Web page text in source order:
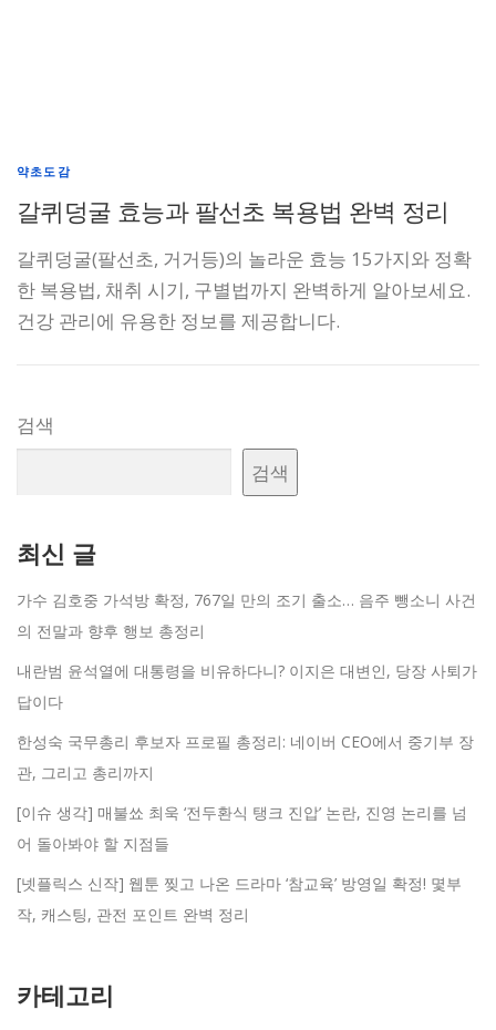
약초도감
갈퀴덩굴 효능과 팔선초 복용법 완벽 정리
갈퀴덩굴(팔선초, 거거등)의 놀라운 효능 15가지와 정확
한 복용법, 채취 시기, 구별법까지 완벽하게 알아보세요.
건강 관리에 유용한 정보를 제공합니다.
검색
검색
최신 글
가수 김호중 가석방 확정, 767일 만의 조기 출소… 음주 뺑소니 사건
의 전말과 향후 행보 총정리
내란범 윤석열에 대통령을 비유하다니? 이지은 대변인, 당장 사퇴가
답이다
한성숙 국무총리 후보자 프로필 총정리: 네이버 CEO에서 중기부 장
관, 그리고 총리까지
[이슈 생각] 매불쑈 최욱 ‘전두환식 탱크 진압’ 논란, 진영 논리를 넘
어 돌아봐야 할 지점들
[넷플릭스 신작] 웹툰 찢고 나온 드라마 ‘참교육’ 방영일 확정! 몇부
작, 캐스팅, 관전 포인트 완벽 정리
카테고리